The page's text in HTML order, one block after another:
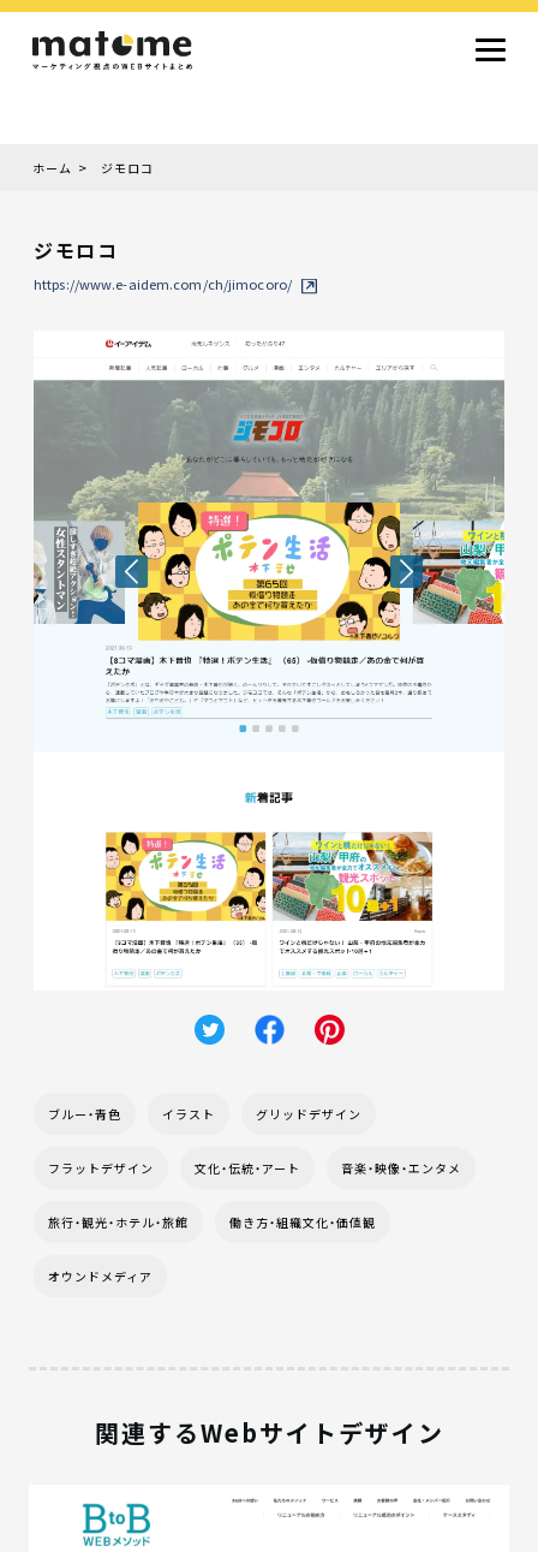
採用サイト
コーポレートサイト
オウンドメディア
ランディングページ
サービスサイト
Design
シンプルデザイン
クール・モダン
ナチュラル・温もり系
和風・ジャパニーズ
雑誌風・エディトリアル
イラスト
ミニマルデザイン
タイポグラフィ重視
グラデーション
高級感・ラグジュアリー
グリッドデザイン
フラットデザイン
モーション・アニメーション
テクスチャ・素材感
シングルページ
Color
カラフル・多色
シルバー・銀色
ゴールド・金色
パープル・紫色
ブラウン・茶色
グリーン・緑色
イエロー・黄色
オレンジ・橙色
ブラック・黒色
ホワイト・白色
ライトブルー・水色
ネイビー・紺色
Service
業種・職種から探す
ファッション・トレンド
デザイン・ブランディング
働き方・組織文化・価値観
生活・趣味
NPO・自治体・行政
銀行・金融・フィンテック
健康・フィットネス
車・バイク・乗り物
建築・不動産・空間デザイン
転職・求人
文化・伝統・アート
クリエイティブ・マーケティング
ペット・動物
美容・エステ
教育・子育て・スクール
レストラン・飲食・ウェディング
旅行・観光・ホテル・旅館
医療・介護・ヘルスケア
音楽・映像・エンタメ
IT・ツール・アプリ
農業・畜産・食品
製造・素材・化学
コンサルティング・投資
土木・建設・インフラ整備
デジタルマーケティング・広告
化粧品・美容製品
人材紹介・派遣
法律・会計・士業
製薬・バイオテクノロジー
ホーム ジモロコ
ジモロコ
https://www.e-aidem.com/ch/jimocoro/
ブルー・青色 イラスト グリッドデザイン
フラットデザイン 文化・伝統・アート 音楽・映像・エンタメ
旅行・観光・ホテル・旅館 働き方・組織文化・価値観
オウンドメディア
関連するWebサイトデザイン